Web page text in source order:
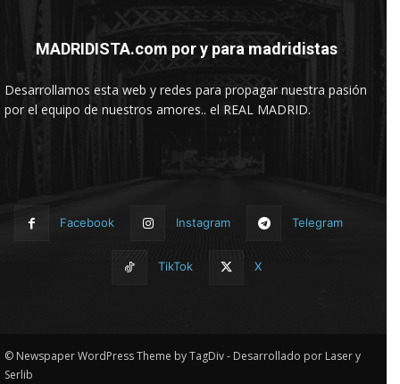
MADRIDISTA.com por y para madridistas
Desarrollamos esta web y redes para propagar nuestra pasión
por el equipo de nuestros amores.. el REAL MADRID.
Facebook Instagram Telegram
TikTok X
© Newspaper WordPress Theme by TagDiv - Desarrollado por Laser y
Serlib